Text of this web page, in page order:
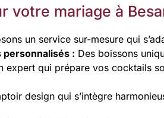
votre mariage à
un service sur-mesure qui
personnalisés : Des boissons
expert qui prépare vos cocktails
design qui s’intègre